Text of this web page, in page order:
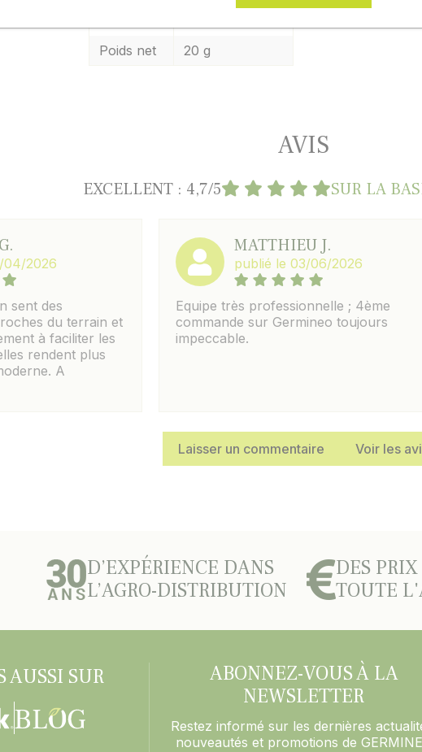
Poids net
20 g
AVIS
EXCELLENT : 4,7/5 SUR LA
04/2026
sent des
du terrain et
à faciliter les
rendent plus
A
MATTHIEU J.
publié le 03/06/2026
Equipe très professionnelle ; 4ème
commande sur Germineo toujours
impeccable.
Laisser un commentaire Voir les
D’EXPÉRIENCE DANS
L’AGRO-DISTRIBUTION
DES
TOUTE
AUSSI SUR
ABONNEZ-VOUS À LA
NEWSLETTER
Restez informé sur les dernières
nouveautés et promotions de